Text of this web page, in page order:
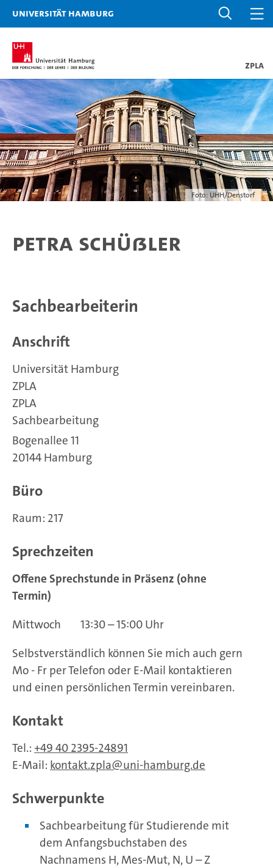
Universität Hamburg
ZPLA
Foto: UHH/Denstorf
Petra Schüßler
Sachbearbeiterin
Anschrift
Universität Hamburg
ZPLA
ZPLA
Sachbearbeitung
Bogenallee 11
20144 Hamburg
Büro
Raum: 217
Sprechzeiten
Offene Sprechstunde in Präsenz (ohne
Termin)
Mittwoch 13:30 – 15:00 Uhr
Selbstverständlich können Sie mich auch gern
Mo - Fr per Telefon oder E-Mail kontaktieren
und einen persönlichen Termin vereinbaren.
Kontakt
Tel.: +49 40 2395-24891
E-Mail: kontakt.zpla uni-hamburg.de
Schwerpunkte
Sachbearbeitung für Studierende mit
dem Anfangsbuchstaben des
Nachnamens H, Mes-Mut, N, U – Z